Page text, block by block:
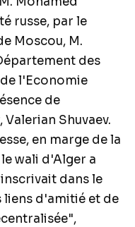
russe, par le
Moscou, M.
des
l'Economie
de
Shuvaev.
en marge de la
wali d'Alger a
dans le
d'amitié et de